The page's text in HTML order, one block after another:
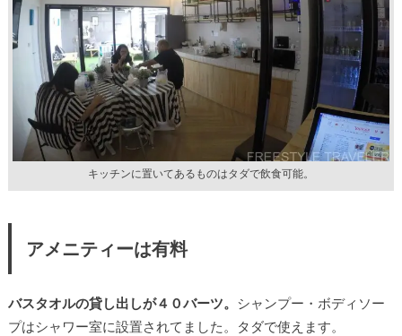
キッチンに置いてあるものはタダで飲食可能。
アメニティーは有料
バスタオルの貸し出しが４０バーツ。 シャンプー・ボディソー
プはシャワー室に設置されてました。タダで使えます。